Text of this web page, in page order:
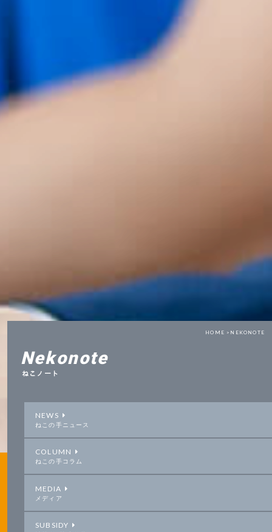
HOME > NEKONOTE
Nekonote
ねこノート
NEWS
ねこの手ニュース
COLUMN
ねこの手コラム
MEDIA
メディア
SUBSIDY